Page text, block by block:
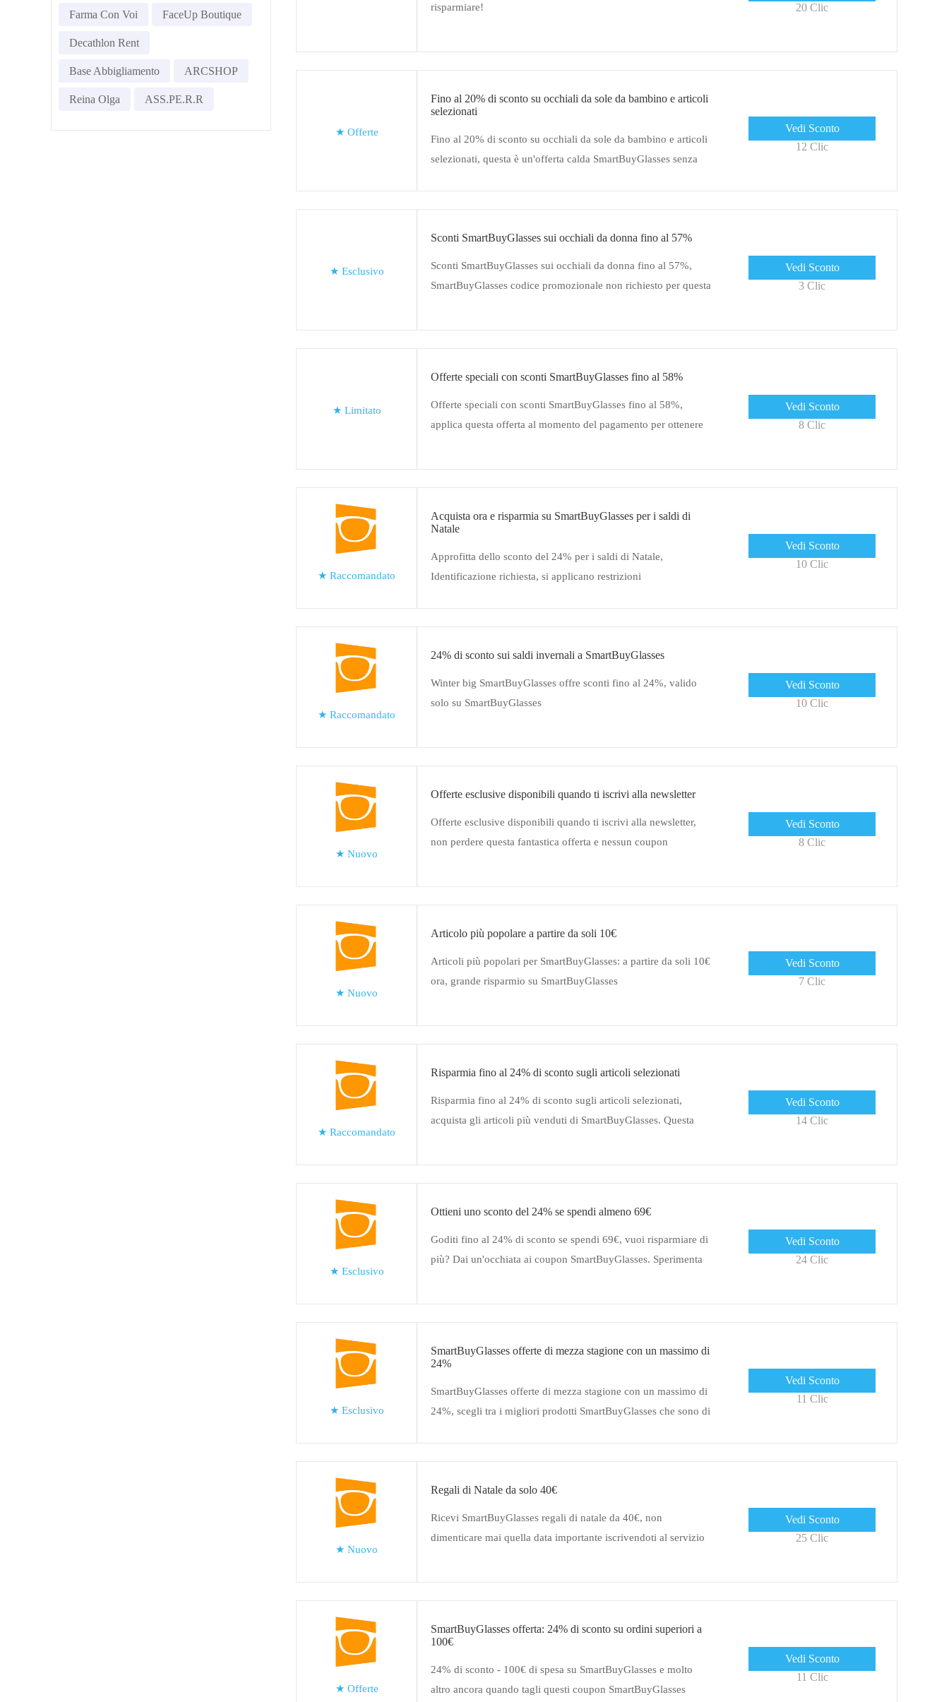
Farma Con Voi FaceUp Boutique
Decathlon Rent
Base Abbigliamento ARCSHOP
Reina Olga ASS.PE.R.R
risparmiare!
20 Clic
★ Offerte
Fino al 20% di sconto su occhiali da sole da bambino e articoli
selezionati
Fino al 20% di sconto su occhiali da sole da bambino e articoli
selezionati, questa è un'offerta calda SmartBuyGlasses senza
Vedi Sconto
12 Clic
★ Esclusivo
Sconti SmartBuyGlasses sui occhiali da donna fino al 57%
Sconti SmartBuyGlasses sui occhiali da donna fino al 57%,
SmartBuyGlasses codice promozionale non richiesto per questa
Vedi Sconto
3 Clic
★ Limitato
Offerte speciali con sconti SmartBuyGlasses fino al 58%
Offerte speciali con sconti SmartBuyGlasses fino al 58%,
applica questa offerta al momento del pagamento per ottenere
Vedi Sconto
8 Clic
★ Raccomandato
Acquista ora e risparmia su SmartBuyGlasses per i saldi di
Natale
Approfitta dello sconto del 24% per i saldi di Natale,
Identificazione richiesta, si applicano restrizioni
Vedi Sconto
10 Clic
★ Raccomandato
24% di sconto sui saldi invernali a SmartBuyGlasses
Winter big SmartBuyGlasses offre sconti fino al 24%, valido
solo su SmartBuyGlasses
Vedi Sconto
10 Clic
★ Nuovo
Offerte esclusive disponibili quando ti iscrivi alla newsletter
Offerte esclusive disponibili quando ti iscrivi alla newsletter,
non perdere questa fantastica offerta e nessun coupon
Vedi Sconto
8 Clic
★ Nuovo
Articolo più popolare a partire da soli 10€
Articoli più popolari per SmartBuyGlasses: a partire da soli 10€
ora, grande risparmio su SmartBuyGlasses
Vedi Sconto
7 Clic
★ Raccomandato
Risparmia fino al 24% di sconto sugli articoli selezionati
Risparmia fino al 24% di sconto sugli articoli selezionati,
acquista gli articoli più venduti di SmartBuyGlasses. Questa
Vedi Sconto
14 Clic
★ Esclusivo
Ottieni uno sconto del 24% se spendi almeno 69€
Goditi fino al 24% di sconto se spendi 69€, vuoi risparmiare di
più? Dai un'occhiata ai coupon SmartBuyGlasses. Sperimenta
Vedi Sconto
24 Clic
★ Esclusivo
SmartBuyGlasses offerte di mezza stagione con un massimo di
24%
SmartBuyGlasses offerte di mezza stagione con un massimo di
24%, scegli tra i migliori prodotti SmartBuyGlasses che sono di
Vedi Sconto
11 Clic
★ Nuovo
Regali di Natale da solo 40€
Ricevi SmartBuyGlasses regali di natale da 40€, non
dimenticare mai quella data importante iscrivendoti al servizio
Vedi Sconto
25 Clic
★ Offerte
SmartBuyGlasses offerta: 24% di sconto su ordini superiori a
100€
24% di sconto - 100€ di spesa su SmartBuyGlasses e molto
altro ancora quando tagli questi coupon SmartBuyGlasses
Vedi Sconto
11 Clic